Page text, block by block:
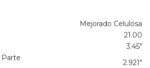
Mejorado Celulosa
21.00
3.45"
2.921"